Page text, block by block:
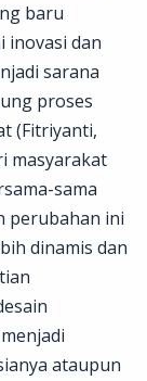
baru
inovasi dan
sarana
proses
(Fitriyanti,
masyarakat
sama
perubahan ini
dinamis dan
ataupun